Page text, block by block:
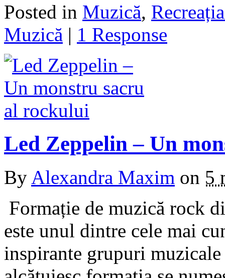
Posted in Muzică,
Muzică | 1 Response
Led Zeppelin – Un
By Alexandra Maxim on 5
Formație de muzică rock
este unul dintre cele mai
inspirante grupuri